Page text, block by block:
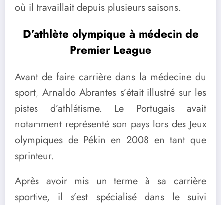
où il travaillait depuis plusieurs saisons.
D’athlète olympique à médecin de
Premier League
Avant de faire carrière dans la médecine du
sport, Arnaldo Abrantes s’était illustré sur les
pistes d’athlétisme. Le Portugais avait
notamment représenté son pays lors des Jeux
olympiques de Pékin en 2008 en tant que
sprinteur.
Après avoir mis un terme à sa carrière
sportive, il s’est spécialisé dans le suivi